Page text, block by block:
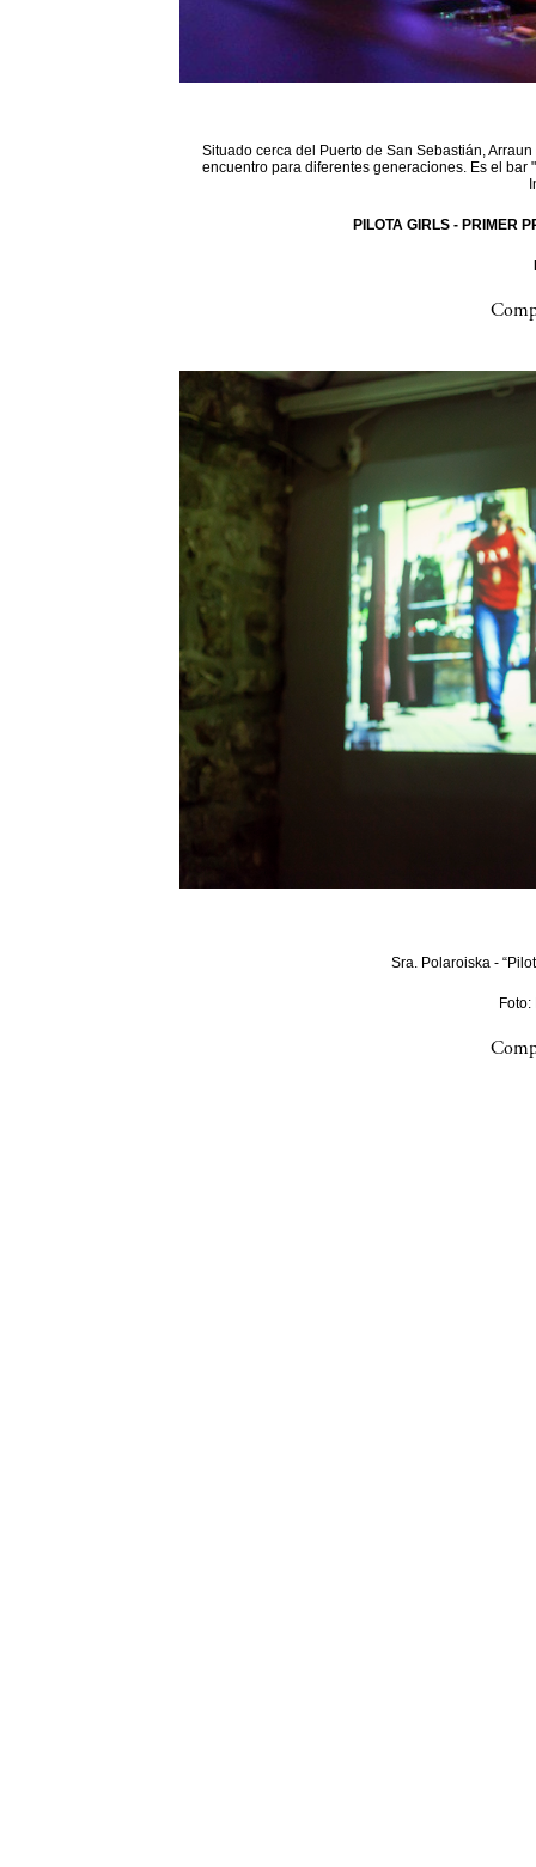
Situado cerca del Puerto de San Sebastián,
encuentro para diferentes generaciones. Es el
PILOTA GIRLS - PRIMER
Sra. Polaroiska -